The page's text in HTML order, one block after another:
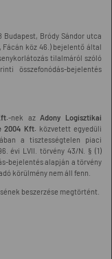
Budapest, Bródy Sándor utca
Fácán köz 46.) bejelentő által
tilalmáról szóló
összefonódás-bejelentés
-nek azAdony Logisztikai
2004 Kft. közvetett egyedüli
a tisztességtelen piaci
évi LVII. törvény 43/N. § (1)
bejelentés alapján a törvény
körülmény nem áll fenn.
beszerzése megtörtént.